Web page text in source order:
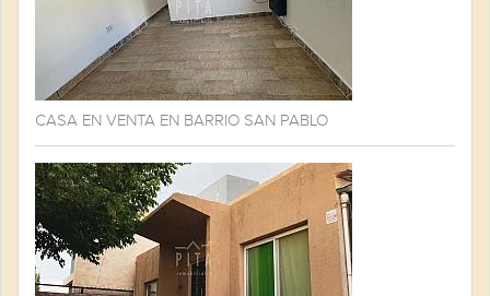
CASA EN VENTA EN BARRIO SAN PABLO